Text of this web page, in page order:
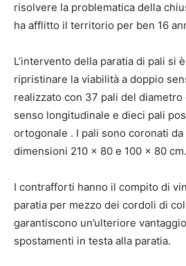
risolvere la problematica della
ha afflitto il territorio per ben 16
L’intervento della paratia di pali si
ripristinare la viabilità a doppio
realizzato con 37 pali del
senso longitudinale e dieci pali
ortogonale . I pali sono coronati
dimensioni 210 x 80 e 100 x 80 cm.
I contrafforti hanno il compito di
paratia per mezzo dei cordoli di
garantiscono un’ulteriore
spostamenti in testa alla paratia.